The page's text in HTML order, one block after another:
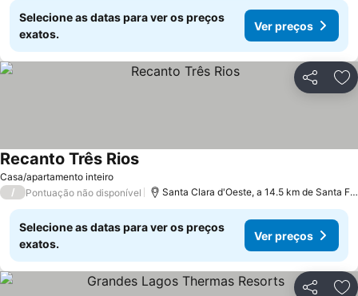
Selecione as datas para ver os preços
exatos.
Ver preços
Partilhar
Casa/apartamento inteiro
Recanto Três Rios
/ Pontuação não disponível Santa Clara d'Oeste, a 14.5 km de Santa Fé do Sul
Selecione as datas para ver os preços
exatos.
Ver preços